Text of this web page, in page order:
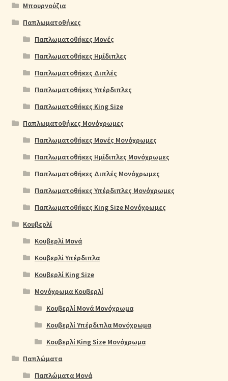
Μπουρνούζια
Παπλωματοθήκες
Παπλωματοθήκες Μονές
Παπλωματοθήκες Ημίδιπλες
Παπλωματοθήκες Διπλές
Παπλωματοθήκες Υπέρδιπλες
Παπλωματοθήκες King Size
Παπλωματοθήκες Μονόχρωμες
Παπλωματοθήκες Μονές Μονόχρωμες
Παπλωματοθήκες Ημίδιπλες Μονόχρωμες
Παπλωματοθήκες Διπλές Μονόχρωμες
Παπλωματοθήκες Υπέρδιπλες Μονόχρωμες
Παπλωματοθήκες King Size Μονόχρωμες
Κουβερλί
Κουβερλί Μονά
Κουβερλί Υπέρδιπλα
Κουβερλί King Size
Μονόχρωμα Κουβερλί
Κουβερλί Μονά Μονόχρωμα
Κουβερλί Υπέρδιπλα Μονόχρωμα
Κουβερλί King Size Μονόχρωμα
Παπλώματα
Παπλώματα Μονά